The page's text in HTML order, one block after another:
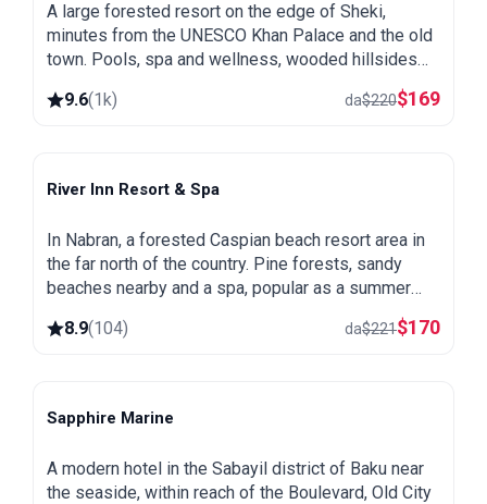
A large forested resort on the edge of Sheki,
minutes from the UNESCO Khan Palace and the old
town. Pools, spa and wellness, wooded hillsides
and a great base for exploring northern Azerbaijan.
9.6(1k) da$220$169
Nabran
River Inn Resort & Spa
In Nabran, a forested Caspian beach resort area in
the far north of the country. Pine forests, sandy
beaches nearby and a spa, popular as a summer
8.9(104) da$221$170
Baku
Sapphire Marine
A modern hotel in the Sabayil district of Baku near
the seaside, within reach of the Boulevard, Old City